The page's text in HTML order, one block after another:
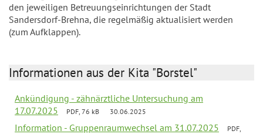
den jeweiligen Betreuungseinrichtungen der Stadt
Sandersdorf-Brehna, die regelmäßig aktualisiert werden
(zum Aufklappen).
Informationen aus der Kita "Borstel"
Ankündigung - zähnärztliche Untersuchung am
17.07.2025
PDF, 76 kB 30.06.2025
Information - Gruppenraumwechsel am 31.07.2025
PDF,